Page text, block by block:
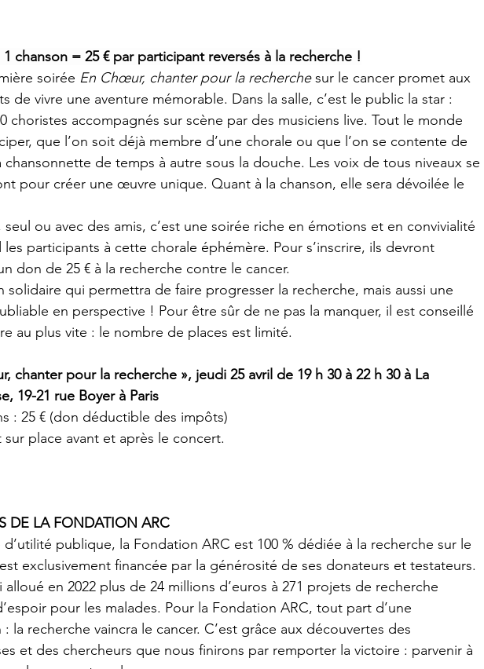
chanson = 25 € par participant reversés à la recherche !
soirée En Chœur, chanter pour la recherche sur le cancer promet aux
de vivre une aventure mémorable. Dans la salle, c’est le public la star :
choristes accompagnés sur scène par des musiciens live. Tout le monde
que l’on soit déjà membre d’une chorale ou que l’on se contente de
chansonnette de temps à autre sous la douche. Les voix de tous niveaux se
pour créer une œuvre unique. Quant à la chanson, elle sera dévoilée le
seul ou avec des amis, c’est une soirée riche en émotions et en convivialité
participants à cette chorale éphémère. Pour s’inscrire, ils devront
don de 25 € à la recherche contre le cancer.
solidaire qui permettra de faire progresser la recherche, mais aussi une
en perspective ! Pour être sûr de ne pas la manquer, il est conseillé
au plus vite : le nombre de places est limité.
chanter pour la recherche », jeudi 25 avril de 19 h 30 à 22 h 30 à La
19-21 rue Boyer à Paris
: 25 € (don déductible des impôts)
sur place avant et après le concert.
DE LA FONDATION ARC
d’utilité publique, la Fondation ARC est 100 % dédiée à la recherche sur le
exclusivement financée par la générosité de ses donateurs et testateurs.
alloué en 2022 plus de 24 millions d’euros à 271 projets de recherche
pour les malades. Pour la Fondation ARC, tout part d’une
: la recherche vaincra le cancer. C’est grâce aux découvertes des
et des chercheurs que nous finirons par remporter la victoire : parvenir à